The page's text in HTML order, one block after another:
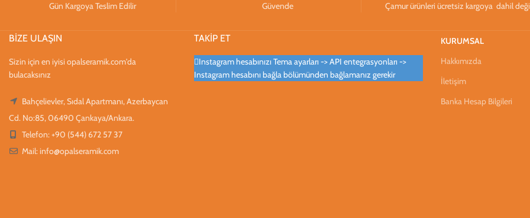
Gün Kargoya Teslim Edilir
Güvende
Çamur ürünleri ücretsiz kargoya dahil
BİZE ULAŞIN
Sizin için en iyisi opalseramik.com'da
bulacaksınız
Bahçelievler, Sıdal Apartmanı, Azerbaycan
Cd. No:85, 06490 Çankaya/Ankara.
Telefon: +90 (544) 672 57 37
Mail: info@opalseramik.com
TAKİP ET
Instagram hesabınızı Tema ayarları -> API entegrasyonları ->
Instagram hesabını bağla bölümünden bağlamanız gerekir
KURUMSAL
Hakkımızda
İletişim
Banka Hesap Bilgileri